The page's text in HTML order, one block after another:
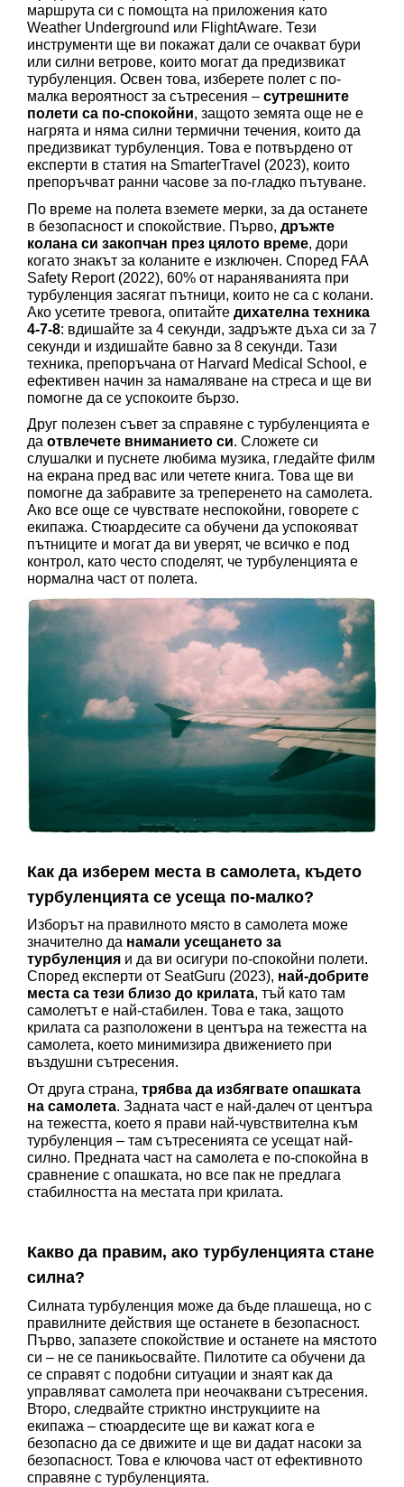
маршрута си с помощта на приложения като
Weather Underground или FlightAware. Тези
инструменти ще ви покажат дали се очакват бури
или силни ветрове, които могат да предизвикат
турбуленция. Освен това, изберете полет с по-
малка вероятност за сътресения – сутрешните
полети са по-спокойни, защото земята още не е
нагрята и няма силни термични течения, които да
предизвикат турбуленция. Това е потвърдено от
експерти в статия на SmarterTravel (2023), които
препоръчват ранни часове за по-гладко пътуване.
По време на полета вземете мерки, за да останете
в безопасност и спокойствие. Първо, дръжте
колана си закопчан през цялото време, дори
когато знакът за коланите е изключен. Според FAA
Safety Report (2022), 60% от нараняванията при
турбуленция засягат пътници, които не са с колани.
Ако усетите тревога, опитайте дихателна техника
4-7-8: вдишайте за 4 секунди, задръжте дъха си за 7
секунди и издишайте бавно за 8 секунди. Тази
техника, препоръчана от Harvard Medical School, е
ефективен начин за намаляване на стреса и ще ви
помогне да се успокоите бързо.
Друг полезен съвет за справяне с турбуленцията е
да отвлечете вниманието си. Сложете си
слушалки и пуснете любима музика, гледайте филм
на екрана пред вас или четете книга. Това ще ви
помогне да забравите за треперенето на самолета.
Ако все още се чувствате неспокойни, говорете с
екипажа. Стюардесите са обучени да успокояват
пътниците и могат да ви уверят, че всичко е под
контрол, като често споделят, че турбуленцията е
нормална част от полета.
Как да изберем места в самолета, където
турбуленцията се усеща по-малко?
Изборът на правилното място в самолета може
значително да намали усещането за
турбуленция и да ви осигури по-спокойни полети.
Според експерти от SeatGuru (2023), най-добрите
места са тези близо до крилата, тъй като там
самолетът е най-стабилен. Това е така, защото
крилата са разположени в центъра на тежестта на
самолета, което минимизира движението при
въздушни сътресения.
От друга страна, трябва да избягвате опашката
на самолета. Задната част е най-далеч от центъра
на тежестта, което я прави най-чувствителна към
турбуленция – там сътресенията се усещат най-
силно. Предната част на самолета е по-спокойна в
сравнение с опашката, но все пак не предлага
стабилността на местата при крилата.
Какво да правим, ако турбуленцията стане
силна?
Силната турбуленция може да бъде плашеща, но с
правилните действия ще останете в безопасност.
Първо, запазете спокойствие и останете на мястото
си – не се паникьосвайте. Пилотите са обучени да
се справят с подобни ситуации и знаят как да
управляват самолета при неочаквани сътресения.
Второ, следвайте стриктно инструкциите на
екипажа – стюардесите ще ви кажат кога е
безопасно да се движите и ще ви дадат насоки за
безопасност. Това е ключова част от ефективното
справяне с турбуленцията.